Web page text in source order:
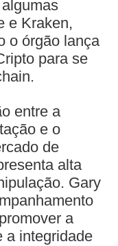
e Kraken,
o órgão lança
para se
entre a
e o
de
alta
Gary
a
a integridade